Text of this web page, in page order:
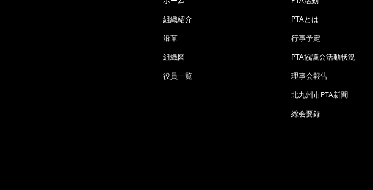
組織紹介
沿革
組織図
役員一覧
PTAとは
行事予定
PTA協議会活動状況
理事会報告
北九州市PTA新聞
総会要録